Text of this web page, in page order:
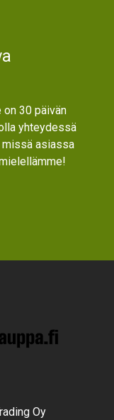
30 päivän
yhteydessä
asiassa
Oy